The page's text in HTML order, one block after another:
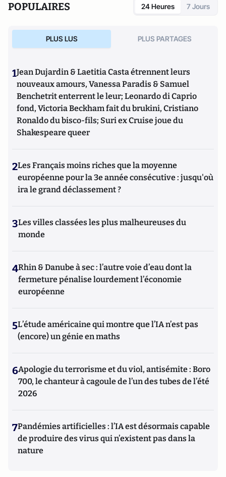
POPULAIRES 24 Heures 7 Jours
PLUS LUS PLUS PARTAGES
1Jean Dujardin & Laetitia Casta étrennent leurs
nouveaux amours, Vanessa Paradis & Samuel
Benchetrit enterrent le leur; Leonardo di Caprio
fond, Victoria Beckham fait du brukini, Cristiano
Ronaldo du bisco-fils; Suri ex Cruise joue du
Shakespeare queer
2Les Français moins riches que la moyenne
européenne pour la 3e année consécutive : jusqu'où
ira le grand déclassement ?
3Les villes classées les plus malheureuses du
monde
4Rhin & Danube à sec : l’autre voie d’eau dont la
fermeture pénalise lourdement l’économie
européenne
5L’étude américaine qui montre que l’IA n’est pas
(encore) un génie en maths
6Apologie du terrorisme et du viol, antisémite : Boro
700, le chanteur à cagoule de l’un des tubes de l’été
2026
7Pandémies artificielles : l’IA est désormais capable
de produire des virus qui n’existent pas dans la
nature